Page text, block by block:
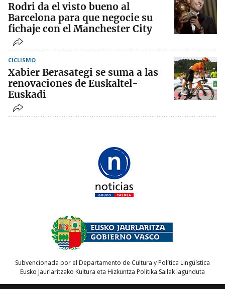
Rodri da el visto bueno al
Barcelona para que negocie su
fichaje con el Manchester City
CICLISMO
Xabier Berasategi se suma a las
renovaciones de Euskaltel-
Euskadi
Subvencionada por el Departamento de Cultura y Política Lingüística
Eusko Jaurlaritzako Kultura eta Hizkuntza Politika Sailak lagunduta